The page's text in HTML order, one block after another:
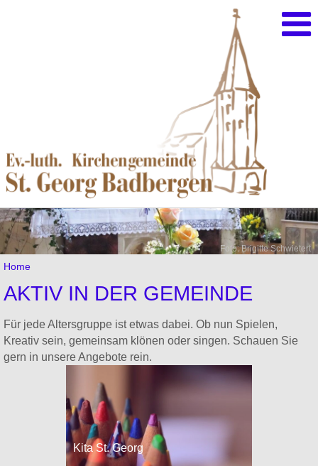
Foto: Brigitte Schwietert
Home
AKTIV IN DER GEMEINDE
Für jede Altersgruppe ist etwas dabei. Ob nun Spielen,
Kreativ sein, gemeinsam klönen oder singen. Schauen Sie
gern in unsere Angebote rein.
Kita St. Georg